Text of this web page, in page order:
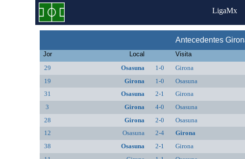
LigaMx
Antecedentes
Jor Local Visita
29
Osasuna 1-0 Girona
19
Girona 1-0 Osasuna
31
Osasuna 2-1 Girona
3
Girona 4-0 Osasuna
28
Girona 2-0 Osasuna
12
Osasuna 2-4 Girona
38
Osasuna 2-1 Girona